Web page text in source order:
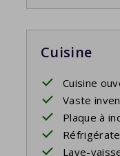
Cuisine
Cuisine
Vaste
Plaque à
Lave-